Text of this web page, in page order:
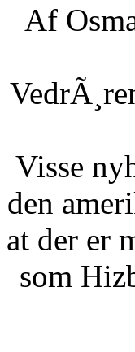
Af
Visse
den
at der er
som